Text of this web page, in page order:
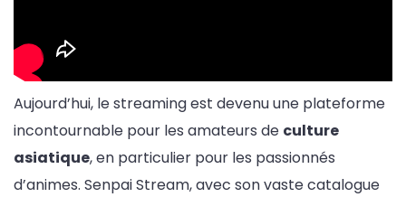
Aujourd’hui, le streaming est devenu une plateforme
incontournable pour les amateurs de culture
asiatique, en particulier pour les passionnés
d’animes. Senpai Stream, avec son vaste catalogue